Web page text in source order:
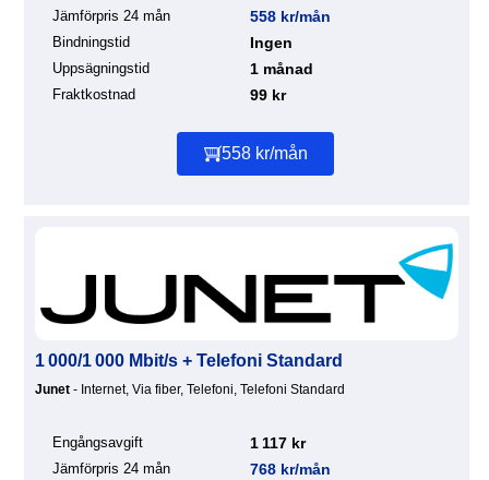
Jämförpris 24 mån 558 kr/mån
Bindningstid Ingen
Uppsägningstid 1 månad
Fraktkostnad 99 kr
558 kr/mån
1 000/1 000 Mbit/s + Telefoni Standard
Junet - Internet, Via fiber, Telefoni, Telefoni Standard
Engångsavgift 1 117 kr
Jämförpris 24 mån 768 kr/mån